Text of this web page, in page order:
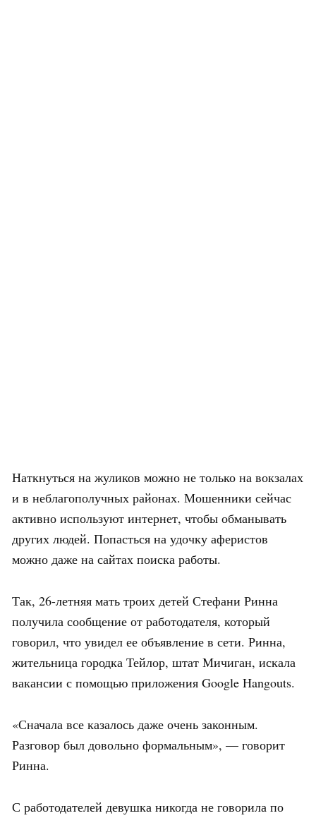
Наткнуться на жуликов можно не только на вокзалах
и в неблагополучных районах. Мошенники сейчас
активно используют интернет, чтобы обманывать
других людей. Попасться на удочку аферистов
можно даже на сайтах поиска работы.
Так, 26-летняя мать троих детей Стефани Ринна
получила сообщение от работодателя, который
говорил, что увидел ее объявление в сети. Ринна,
жительница городка Тейлор, штат Мичиган, искала
вакансии с помощью приложения Google Hangouts.
«Сначала все казалось даже очень законным.
Разговор был довольно формальным», — говорит
Ринна.
С работодателей девушка никогда не говорила по